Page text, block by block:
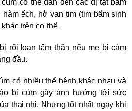
cúmcó thể dẫn đến các dị tật bẩm
ếch, hở van tim (tim bẩm sinh
trên cơ thể.
rối loạn tâm thần nếu mẹ bị cảm
đầu.
có nhiều thể bệnh khác nhau và
bị cúm gây ảnh hưởng tới sức
thai nhi. Nhưng tốt nhất ngay khi